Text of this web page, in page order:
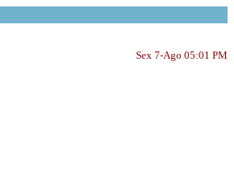
Sex 7-Ago 05:01 PM